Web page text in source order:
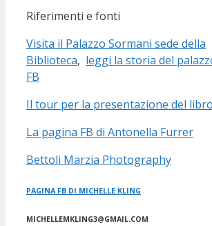
Riferimenti e fonti
Visita il Palazzo Sormani sede della
Biblioteca, leggi la storia del
FB
Il tour per la presentazione del libro
La pagina FB di Antonella Furrer
Bettoli Marzia Photography
PAGINA FB DI MICHELLE KLING
MICHELLEMKLING3@GMAIL.COM